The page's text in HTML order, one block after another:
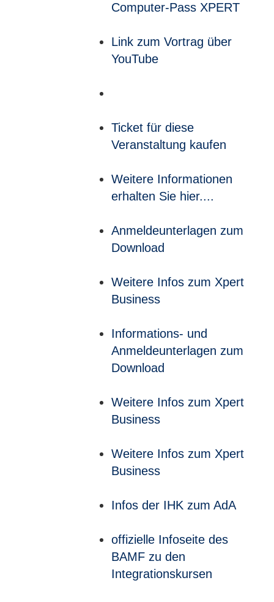
Computer-Pass XPERT
Link zum Vortrag über
YouTube
Ticket für diese
Veranstaltung kaufen
Weitere Informationen
erhalten Sie hier....
Anmeldeunterlagen zum
Download
Weitere Infos zum Xpert
Business
Informations- und
Anmeldeunterlagen zum
Download
Weitere Infos zum Xpert
Business
Weitere Infos zum Xpert
Business
Infos der IHK zum AdA
offizielle Infoseite des
BAMF zu den
Integrationskursen